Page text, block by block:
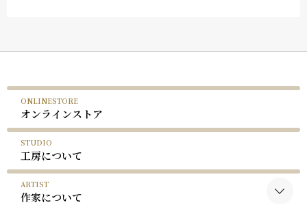
ONLINESTORE
オンラインストア
STUDIO
工房について
ARTIST
作家について